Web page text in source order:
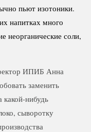
пьют изотоники.
напитках много
неорганические соли,
ИПИБ Анна
заменить
какой-нибудь
сыворотку